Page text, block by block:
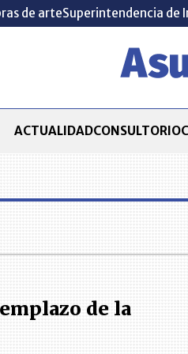
de arteSuperintendencia de
ACTUALIDADCONSULTORIO
de la